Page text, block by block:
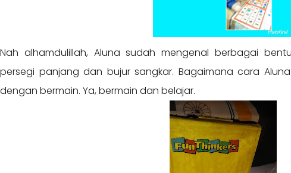
Nah alhamdulillah, Aluna sudah mengenal berbagai
persegi panjang dan bujur sangkar. Bagaimana cara
dengan bermain. Ya, bermain dan belajar.